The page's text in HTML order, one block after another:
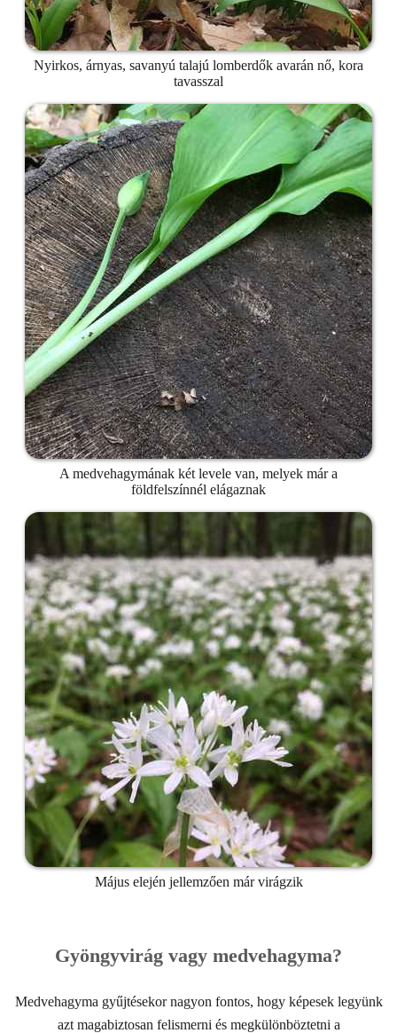
Nyirkos, árnyas, savanyú talajú lomberdők avarán nő, kora
tavasszal
A medvehagymának két levele van, melyek már a
földfelszínnél elágaznak
Május elején jellemzően már virágzik
Gyöngyvirág vagy medvehagyma?
Medvehagyma gyűjtésekor nagyon fontos, hogy képesek legyünk
azt magabiztosan felismerni és megkülönböztetni a